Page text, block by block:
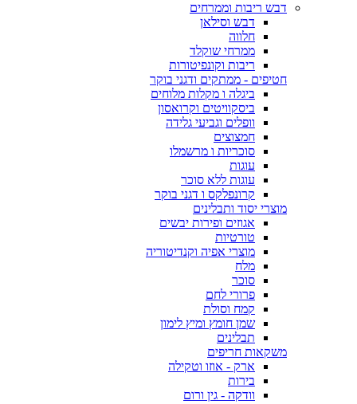
דבש ריבות וממרחים
דבש וסילאן
חלווה
ממרחי שוקלד
ריבות וקונפיטורות
חטיפים - ממתקים ודגני בוקר
ביגלה ו מקלות מלוחים
ביסקוויטים וקרואסון
וופלים וגביעי גלידה
חמצוצים
סוכריות ו מרשמלו
עוגות
עוגות ללא סוכר
קרונפלקס ו דגני בוקר
מוצרי יסוד ותבלינים
אגוזים ופירות יבשים
טורטיות
מוצרי אפיה וקנדיטוריה
מלח
סוכר
פרורי לחם
קמח וסולת
שמן חומץ ומיץ לימון
תבלינים
משקאות חריפים
ארק - אוזו וטקילה
בירות
וודקה - גין ורום